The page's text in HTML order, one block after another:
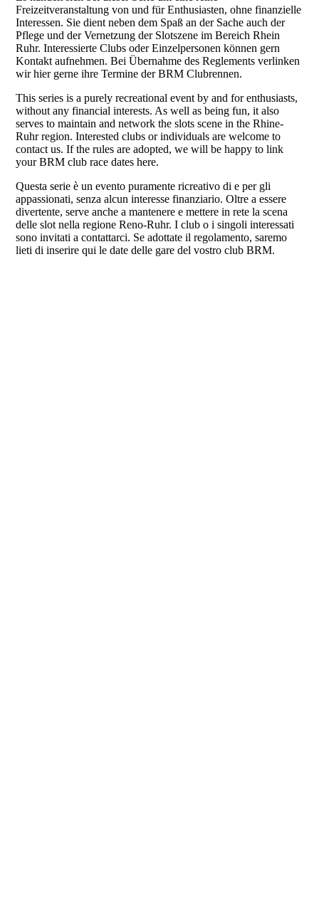
Freizeitveranstaltung von und für Enthusiasten, ohne finanzielle
Interessen. Sie dient neben dem Spaß an der Sache auch der
Pflege und der Vernetzung der Slotszene im Bereich Rhein
Ruhr. Interessierte Clubs oder Einzelpersonen können gern
Kontakt aufnehmen. Bei Übernahme des Reglements verlinken
wir hier gerne ihre Termine der BRM Clubrennen.
This series is a purely recreational event by and for enthusiasts,
without any financial interests. As well as being fun, it also
serves to maintain and network the slots scene in the Rhine-
Ruhr region. Interested clubs or individuals are welcome to
contact us. If the rules are adopted, we will be happy to link
your BRM club race dates here.
Questa serie è un evento puramente ricreativo di e per gli
appassionati, senza alcun interesse finanziario. Oltre a essere
divertente, serve anche a mantenere e mettere in rete la scena
delle slot nella regione Reno-Ruhr. I club o i singoli interessati
sono invitati a contattarci. Se adottate il regolamento, saremo
lieti di inserire qui le date delle gare del vostro club BRM.